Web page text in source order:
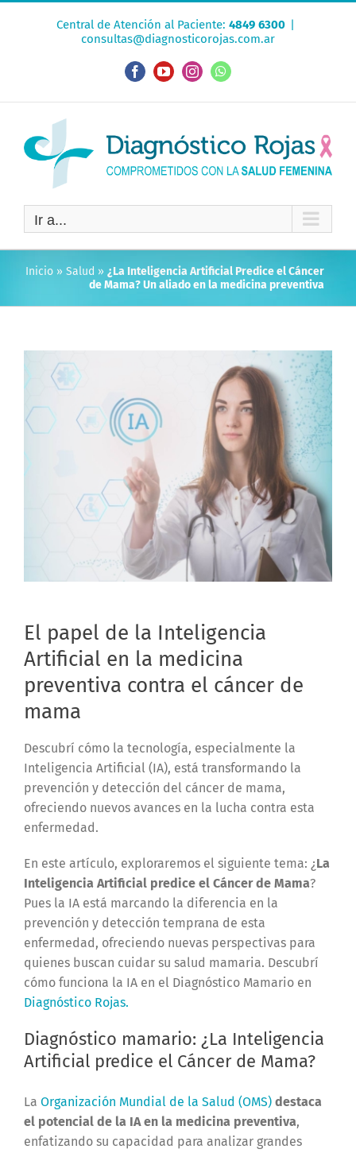
Central de Atención al Paciente: 4849 6300 |
consultas@diagnosticorojas.com.ar
FacebookYouTubeInstagramWhatsApp
Ir a...
Inicio » Salud » ¿La Inteligencia Artificial Predice el Cáncer
de Mama? Un aliado en la medicina preventiva
El papel de la Inteligencia
Artificial en la medicina
preventiva contra el cáncer de
mama
Descubrí cómo la tecnología, especialmente la
Inteligencia Artificial (IA), está transformando la
prevención y detección del cáncer de mama,
ofreciendo nuevos avances en la lucha contra esta
enfermedad.
En este artículo, exploraremos el siguiente tema: ¿La
Inteligencia Artificial predice el Cáncer de Mama?
Pues la IA está marcando la diferencia en la
prevención y detección temprana de esta
enfermedad, ofreciendo nuevas perspectivas para
quienes buscan cuidar su salud mamaria. Descubrí
cómo funciona la IA en el Diagnóstico Mamario en
Diagnóstico Rojas.
Diagnóstico mamario: ¿La Inteligencia
Artificial predice el Cáncer de Mama?
La Organización Mundial de la Salud (OMS) destaca
el potencial de la IA en la medicina preventiva,
enfatizando su capacidad para analizar grandes